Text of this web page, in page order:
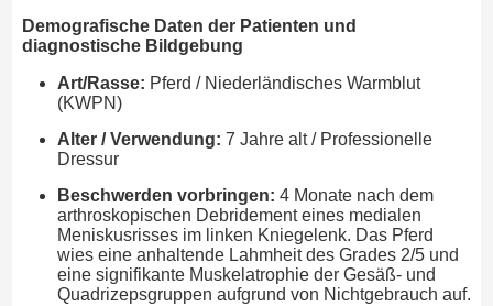
Demografische Daten der Patienten und
diagnostische Bildgebung
Art/Rasse: Pferd / Niederländisches Warmblut
(KWPN)
Alter / Verwendung: 7 Jahre alt / Professionelle
Dressur
Beschwerden vorbringen: 4 Monate nach dem
arthroskopischen Debridement eines medialen
Meniskusrisses im linken Kniegelenk. Das Pferd
wies eine anhaltende Lahmheit des Grades 2/5 und
eine signifikante Muskelatrophie der Gesäß- und
Quadrizepsgruppen aufgrund von Nichtgebrauch auf.